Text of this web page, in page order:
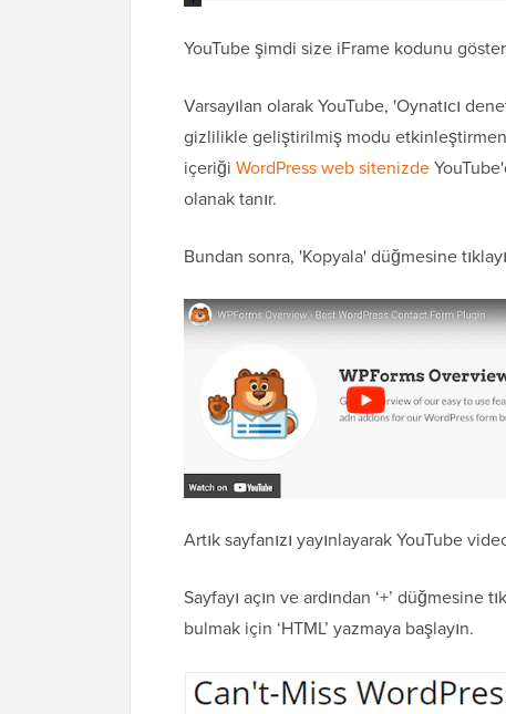
YouTube şimdi size iFrame kodunu
Varsayılan olarak YouTube, 'Oynatıcı
gizlilikle geliştirilmiş modu
içeriği WordPress web sitenizde
olanak tanır.
Bundan sonra, 'Kopyala' düğmesine
Artık sayfanızı yayınlayarak YouTube
Sayfayı açın ve ardından ‘+’ düğmesine
bulmak için ‘HTML’ yazmaya başlayın.